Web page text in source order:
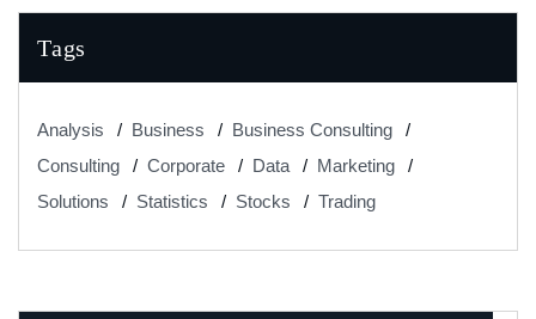
Tags
Analysis Business
Business Consulting
Consulting
Corporate Data
Marketing
Solutions
Statistics Stocks Trading